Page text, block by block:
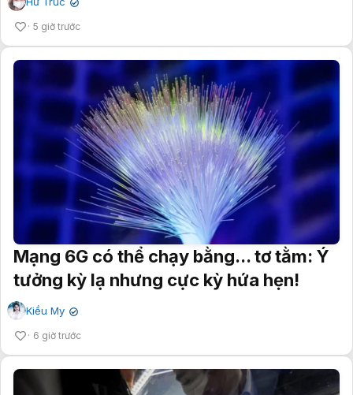
✔
5 giờ trước
Mạng 6G có thể chạy bằng... tơ tằm: Ý
tưởng kỳ lạ nhưng cực kỳ hứa hẹn!
Kiều My ✔
6 giờ trước